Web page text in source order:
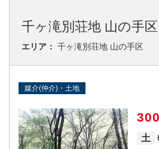
千ヶ滝別荘地 山の手
エリア： 千ヶ滝別荘地 山の手区
媒介(仲介)・土地
土